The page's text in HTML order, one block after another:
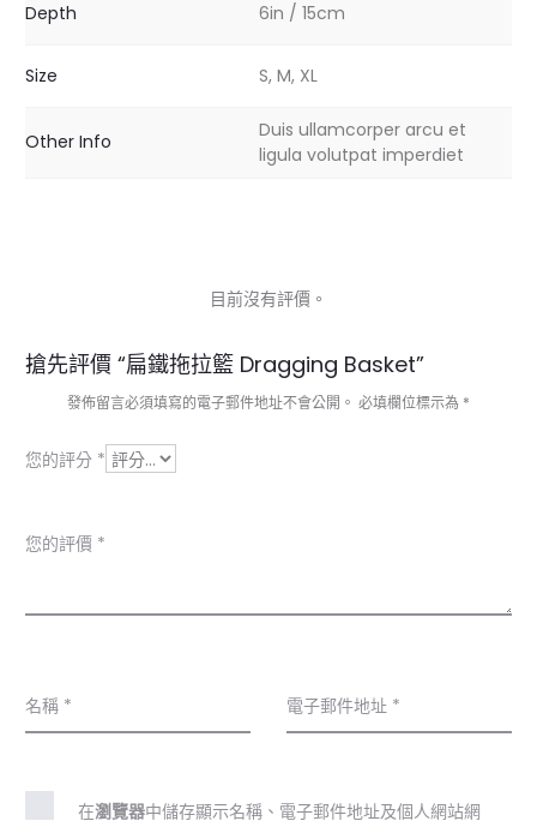
Depth 6in / 15cm
Size S, M, XL
Other Info
Duis ullamcorper arcu et
ligula volutpat imperdiet
商
評
目前沒有評價。
搶先評價 “扁鐵拖拉籃 Dragging Basket”
發佈留言必須填寫的電子郵件地址不會公開。 必填欄位標示為 *
您的評分 *
您的評價 *
名稱 * 電子郵件地址 *
在瀏覽器中儲存顯示名稱、電子郵件地址及個人網站網